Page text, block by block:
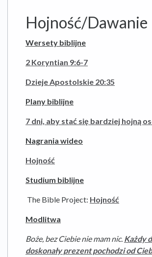
Hojność/Dawanie
Wersety biblijne
2 Koryntian 9:6-7
Dzieje Apostolskie 20:35
Plany biblijne
7 dni, aby stać się bardziej hojną
Nagrania wideo
Hojność
Studium biblijne
The Bible Project: Hojność
Modlitwa
Boże, bez Ciebie nie mam nic. Każdy
doskonały prezent pochodzi od